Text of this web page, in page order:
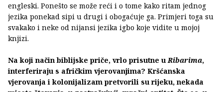
engleski. Ponešto se može reći i o tome kako ritam jednog
jezika ponekad sipi u drugi i obogaćuje ga. Primjeri toga su
svakako i neke od nijansi jezika igbo koje vidite u mojoj
knjizi.
Na koji način biblijske priče, vrlo prisutne u Ribarima,
interferiraju s afričkim vjerovanjima? Kršćanska
vjerovanja i kolonijalizam pretvorili su rijeku, nekada